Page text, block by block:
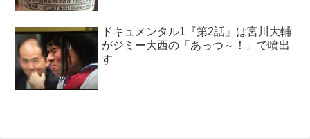
ドキュメンタル1『第2話』は宮川大輔
がジミー大西の「あっつ～！」で噴出
す